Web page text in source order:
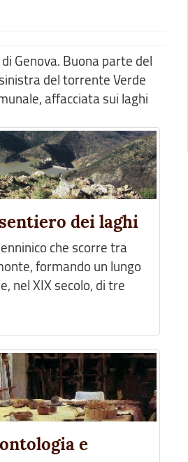
Genova. Buona parte del
del torrente Verde
affacciata sui laghi
dei laghi
che scorre tra
formando un lungo
nel XIX secolo, di tre
e